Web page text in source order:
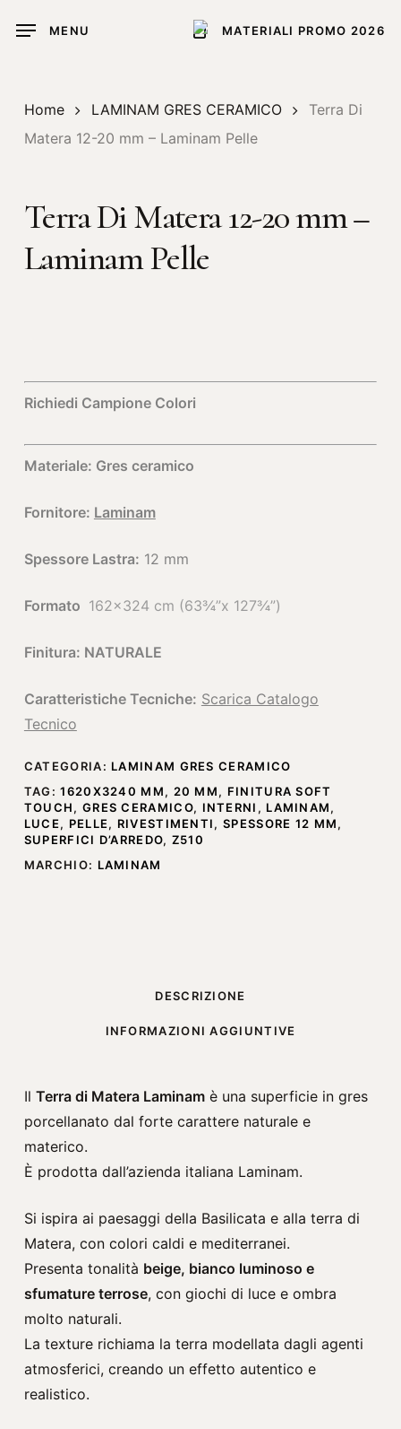
MATERIALI PROMO 2026
MENU
Home LAMINAM GRES CERAMICO
Terra Di
Matera 12-20 mm – Laminam Pelle
Terra Di Matera 12-20 mm –
Laminam Pelle
Richiedi Campione Colori
Materiale: Gres ceramico
Fornitore: Laminam
Spessore Lastra: 12 mm
Formato 162×324 cm (63¾”x 127¾”)
Finitura: NATURALE
Caratteristiche Tecniche: Scarica Catalogo
Tecnico
CATEGORIA: LAMINAM GRES CERAMICO
TAG:1620X3240 MM, 20 MM, FINITURA SOFT
TOUCH, GRES CERAMICO, INTERNI , LAMINAM,
LUCE, PELLE, RIVESTIMENTI,SPESSORE 12 MM,
SUPERFICI D’ARREDO, Z510
MARCHIO: LAMINAM
DESCRIZIONE
INFORMAZIONI AGGIUNTIVE
Il Terra di Matera Laminamè una superficie in gres
porcellanato dal forte carattere naturale e
materico.
È prodotta dall’azienda italiana Laminam.
Si ispira ai paesaggi della Basilicata e alla terra di
Matera, con colori caldi e mediterranei.
Presenta tonalità beige, bianco luminoso e
sfumature terrose, con giochi di luce e ombra
molto naturali.
La texture richiama la terra modellata dagli agenti
atmosferici, creando un effetto autentico e
realistico.